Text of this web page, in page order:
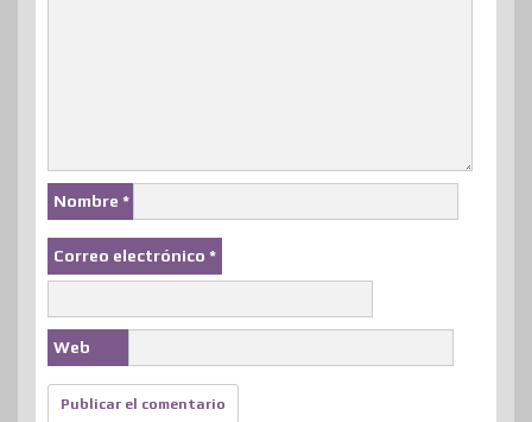
Nombre *
Correo electrónico *
Web